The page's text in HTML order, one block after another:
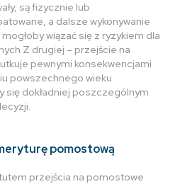
są fizycznie lub
a dalsze wykonywanie
wiązać się z ryzykiem dla
Z drugiej – przejście na
pewnymi konsekwencjami
powszechnego wieku
się dokładniej poszczególnym
pomostową
przejścia na pomostowe